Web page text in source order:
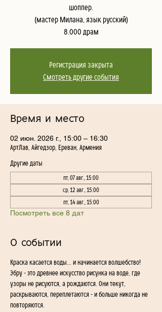
шоппер.
(мастер Милана, язык русский)
8.000 драм
Регистрация закрыта
Смотреть другие события
Время и место
02 июн. 2026 г., 15:00 – 16:30
АртЛав, Айгедзор, Ереван, Армения
Другие даты
пт, 07 авг., 15:00
ср, 12 авг., 15:00
пт, 14 авг., 15:00
Посмотреть все 8 дат
О событии
Краска касается воды... и начинается волшебство!
Эбру - это древнее искусство рисунка на воде, где
узоры не рисуются, а рождаются. Они текут,
раскрываются, переплетаются - и больше никогда не
повторяются.